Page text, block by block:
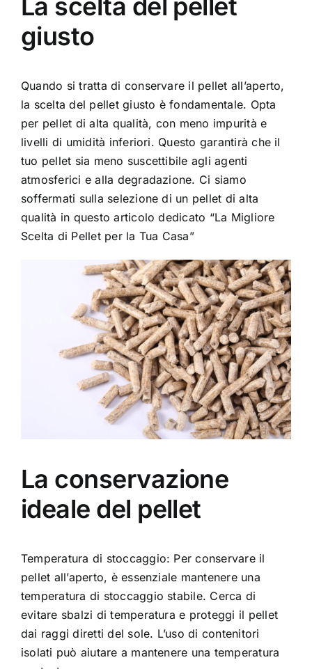
La scelta del pellet
giusto
Quando si tratta di conservare il pellet all’aperto,
la scelta del pellet giusto è fondamentale. Opta
per pellet di alta qualità, con meno impurità e
livelli di umidità inferiori. Questo garantirà che il
tuo pellet sia meno suscettibile agli agenti
atmosferici e alla degradazione. Ci siamo
soffermati sulla selezione di un pellet di alta
qualità in questo articolo dedicato “La Migliore
Scelta di Pellet per la Tua Casa”
La conservazione
ideale del pellet
Temperatura di stoccaggio: Per conservare il
pellet all’aperto, è essenziale mantenere una
temperatura di stoccaggio stabile. Cerca di
evitare sbalzi di temperatura e proteggi il pellet
dai raggi diretti del sole. L’uso di contenitori
isolati può aiutare a mantenere una temperatura